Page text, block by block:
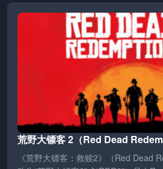
荒野大镖客 2（Red Dead
《荒野大镖客：救赎2》（Red Dead